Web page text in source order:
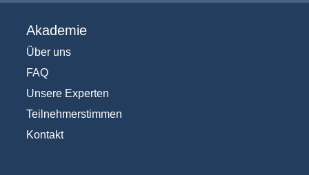
Akademie
Über uns
FAQ
Unsere Experten
Teilnehmerstimmen
Kontakt